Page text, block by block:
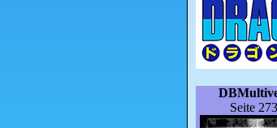
Seite